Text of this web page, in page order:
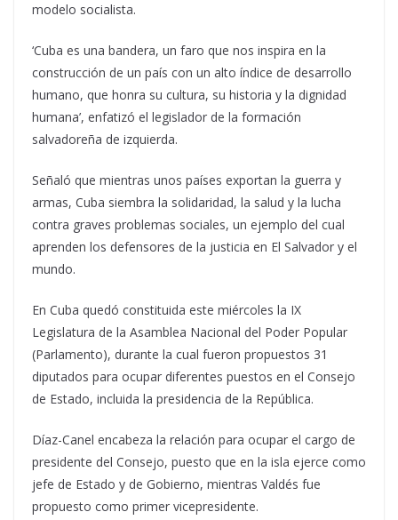
modelo socialista.
‘Cuba es una bandera, un faro que nos inspira en la
construcción de un país con un alto índice de desarrollo
humano, que honra su cultura, su historia y la dignidad
humana’, enfatizó el legislador de la formación
salvadoreña de izquierda.
Señaló que mientras unos países exportan la guerra y
armas, Cuba siembra la solidaridad, la salud y la lucha
contra graves problemas sociales, un ejemplo del cual
aprenden los defensores de la justicia en El Salvador y el
mundo.
En Cuba quedó constituida este miércoles la IX
Legislatura de la Asamblea Nacional del Poder Popular
(Parlamento), durante la cual fueron propuestos 31
diputados para ocupar diferentes puestos en el Consejo
de Estado, incluida la presidencia de la República.
Díaz-Canel encabeza la relación para ocupar el cargo de
presidente del Consejo, puesto que en la isla ejerce como
jefe de Estado y de Gobierno, mientras Valdés fue
propuesto como primer vicepresidente.